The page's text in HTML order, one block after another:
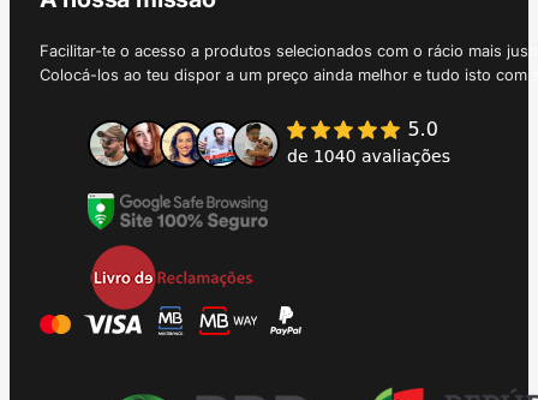
Facilitar-te o acesso a produtos selecionados com o rácio mais
Colocá-los ao teu dispor a um preço ainda melhor e tudo isto